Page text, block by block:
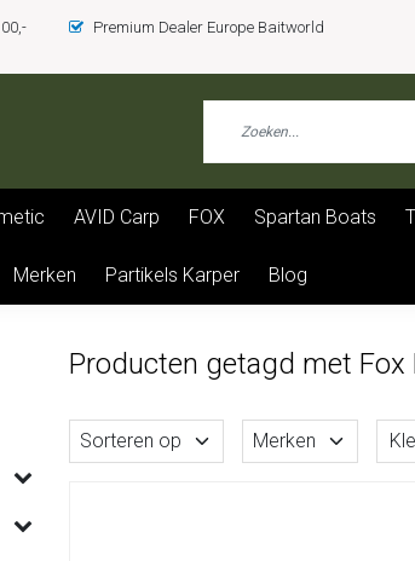
Premium Dealer Europe Baitworld
AVID Carp FOX Spartan Boats
Merken Partikels Karper Blog
Producten getagd met Fox
Sorteren op Merken